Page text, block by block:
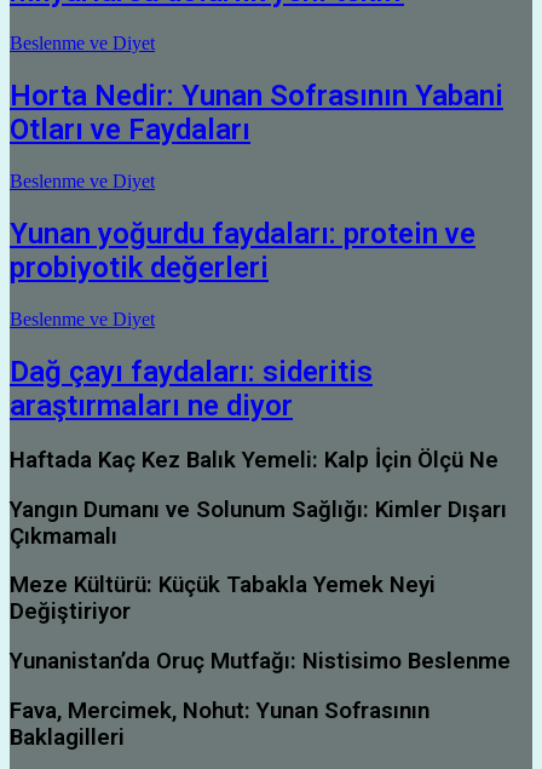
Beslenme ve Diyet
Horta Nedir: Yunan Sofrasının Yabani
Otları ve Faydaları
Beslenme ve Diyet
Yunan yoğurdu faydaları: protein ve
probiyotik değerleri
Beslenme ve Diyet
Dağ çayı faydaları: sideritis
araştırmaları ne diyor
Haftada Kaç Kez Balık Yemeli: Kalp İçin Ölçü Ne
Yangın Dumanı ve Solunum Sağlığı: Kimler Dışarı
Çıkmamalı
Meze Kültürü: Küçük Tabakla Yemek Neyi
Değiştiriyor
Yunanistan’da Oruç Mutfağı: Nistisimo Beslenme
Fava, Mercimek, Nohut: Yunan Sofrasının
Baklagilleri